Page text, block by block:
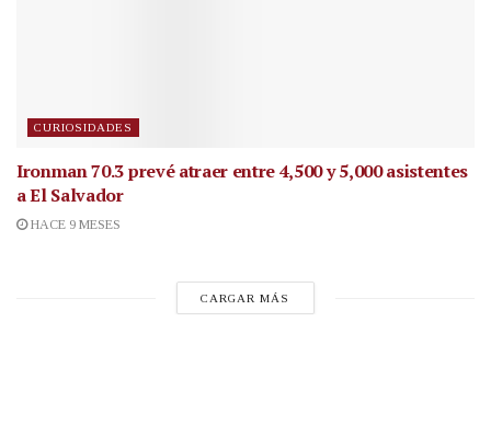
CURIOSIDADES
Ironman 70.3 prevé atraer entre 4,500 y 5,000 asistentes
a El Salvador
HACE 9 MESES
CARGAR MÁS